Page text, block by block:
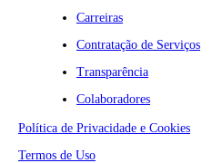
Carreiras
Contratação de Serviços
Transparência
Colaboradores
Política de Privacidade e Cookies
Termos de Uso